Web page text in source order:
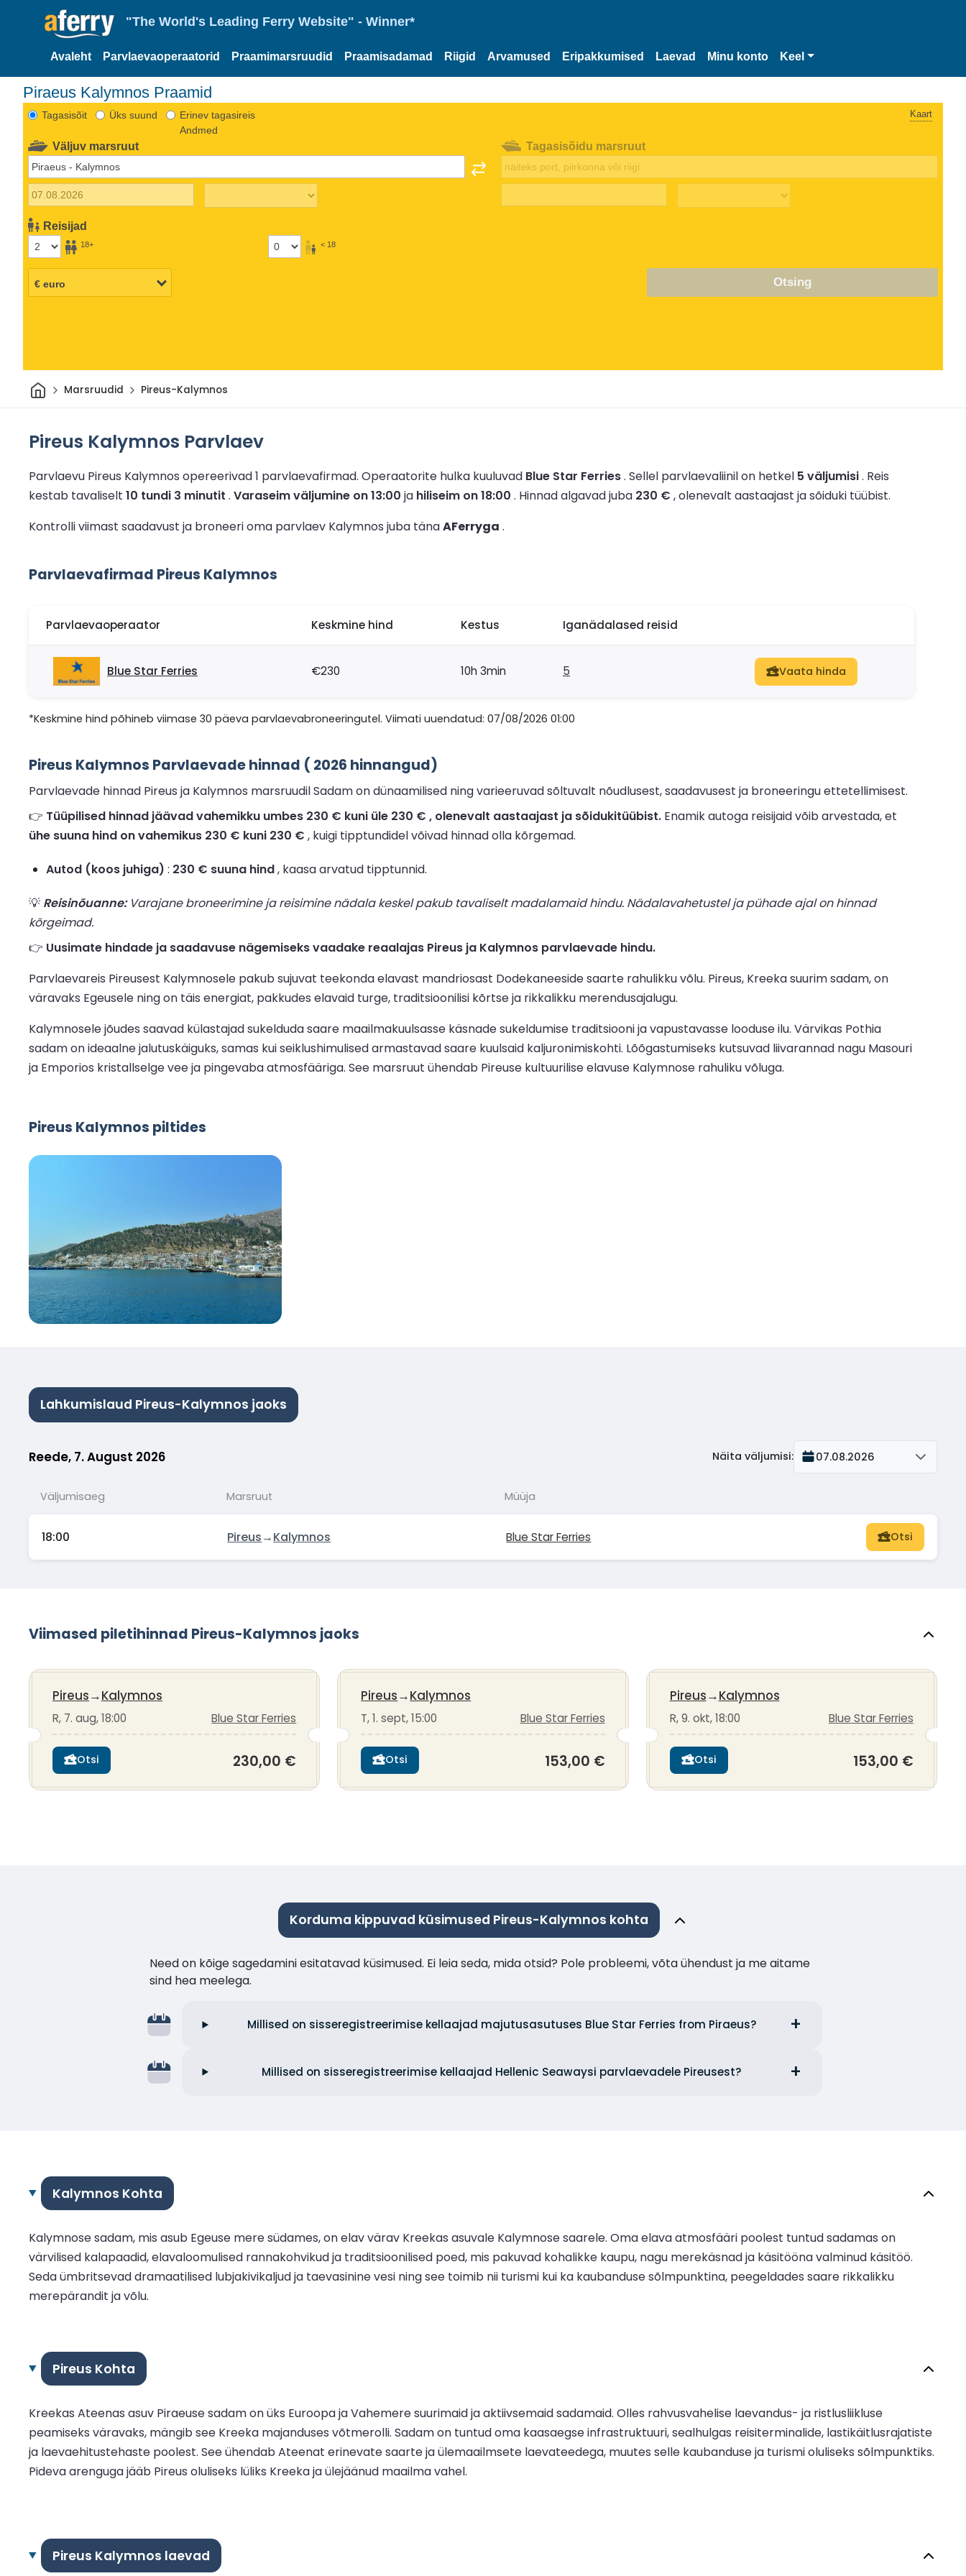
"The World's Leading Ferry Website" - Winner*
Avaleht Parvlaevaoperaatorid Praamimarsruudid Praamisadamad Riigid Arvamused Eripakkumised Laevad Minu konto Keel
Piraeus Kalymnos Praamid
Tagasisõit Üks suund
Erinev tagasireis
Andmed
Kaart
Väljuv marsruut
Reisijad
18+ < 18
Tagasisõidu marsruut
Otsing
Avaleht
Marsruudid Pireus-Kalymnos
Pireus Kalymnos Parvlaev
Parvlaevu Pireus Kalymnos opereerivad 1 parvlaevafirmad. Operaatorite hulka kuuluvad Blue Star Ferries. Sellel parvlaevaliinil on hetkel 5 väljumisi. Reis
kestab tavaliselt 10 tundi 3 minutit . Varaseim väljumine on 13:00 ja hiliseim on 18:00 . Hinnad algavad juba 230 € , olenevalt aastaajast ja sõiduki tüübist.
Kontrolli viimast saadavust ja broneeri oma parvlaev Kalymnos juba tänaAFerryga .
Parvlaevafirmad Pireus Kalymnos
Parvlaevaoperaator Keskmine hind Kestus Iganädalased reisid
Blue Star Ferries €230 10h 3min 5 Vaata hinda
*Keskmine hind põhineb viimase 30 päeva parvlaevabroneeringutel. Viimati uuendatud: 07/08/2026 01:00
Pireus Kalymnos Parvlaevade hinnad ( 2026 hinnangud)
Parvlaevade hinnad Pireus ja Kalymnos marsruudil Sadam on dünaamilised ning varieeruvad sõltuvalt nõudlusest, saadavusest ja broneeringu ettetellimisest.
👉 Tüüpilised hinnad jäävad vahemikku umbes 230 € kuni üle 230 € , olenevalt aastaajast ja sõidukitüübist. Enamik autoga reisijaid võib arvestada, et
ühe suuna hind on vahemikus 230 € kuni 230 € , kuigi tipptundidel võivad hinnad olla kõrgemad.
Autod (koos juhiga) : 230 € suuna hind, kaasa arvatud tipptunnid.
💡 Reisinõuanne:Varajane broneerimine ja reisimine nädala keskel pakub tavaliselt madalamaid hindu. Nädalavahetustel ja pühade ajal on hinnad
kõrgeimad.
👉 Uusimate hindade ja saadavuse nägemiseks vaadake reaalajas Pireus ja Kalymnos parvlaevade hindu.
Parvlaevareis Pireusest Kalymnosele pakub sujuvat teekonda elavast mandriosast Dodekaneeside saarte rahulikku võlu. Pireus, Kreeka suurim sadam, on
väravaks Egeusele ning on täis energiat, pakkudes elavaid turge, traditsioonilisi kõrtse ja rikkalikku merendusajalugu.
Kalymnosele jõudes saavad külastajad sukelduda saare maailmakuulsasse käsnade sukeldumise traditsiooni ja vapustavasse looduse ilu. Värvikas Pothia
sadam on ideaalne jalutuskäiguks, samas kui seiklushimulised armastavad saare kuulsaid kaljuronimiskohti. Lõõgastumiseks kutsuvad liivarannad nagu Masouri
ja Emporios kristallselge vee ja pingevaba atmosfääriga. See marsruut ühendab Pireuse kultuurilise elavuse Kalymnose rahuliku võluga.
Pireus Kalymnos piltides
Lahkumislaud Pireus-Kalymnos jaoks
Reede, 7. August 2026 Näita väljumisi: 07.08.2026
Väljumisaeg Marsruut Müüja
18:00 Pireus→Kalymnos Blue Star Ferries Otsi
Viimased piletihinnad Pireus-Kalymnos jaoks
Pireus→Kalymnos
R, 7. aug, 18:00 Blue Star Ferries
Otsi 230,00 €
Pireus→Kalymnos
T, 1. sept, 15:00 Blue Star Ferries
Otsi 153,00 €
Pireus→Kalymnos
R, 9. okt, 18:00 Blue Star Ferries
Otsi 153,00 €
Korduma kippuvad küsimused Pireus-Kalymnos kohta
Need on kõige sagedamini esitatavad küsimused. Ei leia seda, mida otsid? Pole probleemi, võta ühendust ja me aitame
sind hea meelega.
Millised on sisseregistreerimise kellaajad majutusasutuses Blue Star Ferries from Piraeus?
Millised on sisseregistreerimise kellaajad Hellenic Seawaysi parvlaevadele Pireusest?
Kalymnos Kohta
Kalymnose sadam, mis asub Egeuse mere südames, on elav värav Kreekas asuvale Kalymnose saarele. Oma elava atmosfääri poolest tuntud sadamas on
värvilised kalapaadid, elavaloomulised rannakohvikud ja traditsioonilised poed, mis pakuvad kohalikke kaupu, nagu merekäsnad ja käsitööna valminud käsitöö.
Seda ümbritsevad dramaatilised lubjakivikaljud ja taevasinine vesi ning see toimib nii turismi kui ka kaubanduse sõlmpunktina, peegeldades saare rikkalikku
merepärandit ja võlu.
Pireus Kohta
Kreekas Ateenas asuv Piraeuse sadam on üks Euroopa ja Vahemere suurimaid ja aktiivsemaid sadamaid. Olles rahvusvahelise laevandus- ja ristlusliikluse
peamiseks väravaks, mängib see Kreeka majanduses võtmerolli. Sadam on tuntud oma kaasaegse infrastruktuuri, sealhulgas reisiterminalide, lastikäitlusrajatiste
ja laevaehitustehaste poolest. See ühendab Ateenat erinevate saarte ja ülemaailmsete laevateedega, muutes selle kaubanduse ja turismi oluliseks sõlmpunktiks.
Pideva arenguga jääb Pireus oluliseks lüliks Kreeka ja ülejäänud maailma vahel.
Pireus Kalymnos laevad